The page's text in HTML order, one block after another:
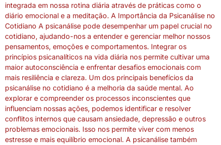
integrada em nossa rotina diária através de práticas como o
diário emocional e a meditação. A Importância da Psicanálise no
Cotidiano A psicanálise pode desempenhar um papel crucial no
cotidiano, ajudando-nos a entender e gerenciar melhor nossos
pensamentos, emoções e comportamentos. Integrar os
princípios psicanalíticos na vida diária nos permite cultivar uma
maior autoconsciência e enfrentar desafios emocionais com
mais resiliência e clareza. Um dos principais benefícios da
psicanálise no cotidiano é a melhoria da saúde mental. Ao
explorar e compreender os processos inconscientes que
influenciam nossas ações, podemos identificar e resolver
conflitos internos que causam ansiedade, depressão e outros
problemas emocionais. Isso nos permite viver com menos
estresse e mais equilíbrio emocional. A psicanálise também